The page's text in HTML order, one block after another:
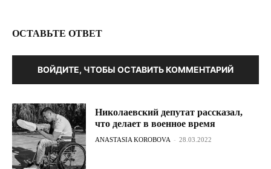
ОСТАВЬТЕ ОТВЕТ
ВОЙДИТЕ, ЧТОБЫ ОСТАВИТЬ КОММЕНТАРИЙ
Николаевский депутат рассказал,
что делает в военное время
ANASTASIA KOROBOVA - 28.03.2022